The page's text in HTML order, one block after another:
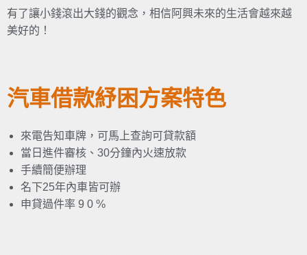
有了讓小錢滾出大錢的觀念，相信阿興未來的生活會越來越
美好的！
汽車借款紓困方案特色
來電告知車牌，可馬上查詢可貸款額
當日進件審核、30分鐘內火速放款
手續簡便辦理
名下25年內車皆可辦
申貸過件率 9 0 %